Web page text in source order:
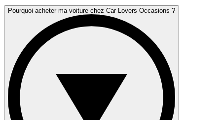
Pourquoi acheter ma voiture chez Car Lovers Occasions ?